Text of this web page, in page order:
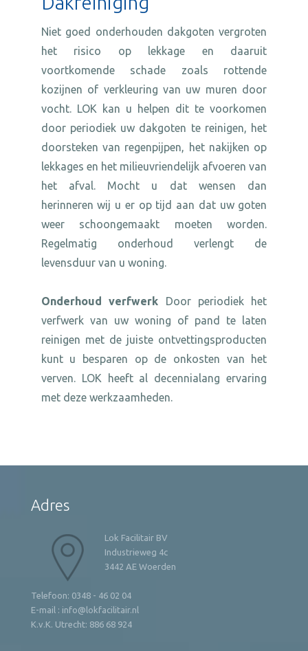
Niet goed onderhouden dakgoten vergroten
het risico op lekkage en daaruit
voortkomende schade zoals rottende
kozijnen of verkleuring van uw muren door
vocht. LOK kan u helpen dit te voorkomen
door periodiek uw dakgoten te reinigen, het
doorsteken van regenpijpen, het nakijken op
lekkages en het milieuvriendelijk afvoeren van
het afval. Mocht u dat wensen dan
herinneren wij u er op tijd aan dat uw goten
weer schoongemaakt moeten worden.
Regelmatig onderhoud verlengt de
levensduur van u woning.
Onderhoud verfwerk Door periodiek het
verfwerk van uw woning of pand te laten
reinigen met de juiste ontvettingsproducten
kunt u besparen op de onkosten van het
verven. LOK heeft al decennialang ervaring
met deze werkzaamheden.
Adres
Lok Facilitair BV
Industrieweg 4c
3442 AE Woerden
Telefoon: 0348 - 46 02 04
E-mail : info@lokfacilitair.nl
K.v.K. Utrecht: 886 68 924